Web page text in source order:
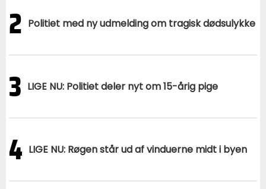
2 Politiet med ny udmelding om tragisk dødsulykke
3 LIGE NU: Politiet deler nyt om 15-årig pige
4 LIGE NU: Røgen står ud af vinduerne midt i byen